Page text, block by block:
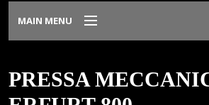
MAIN MENU
Azienda
PRESSA